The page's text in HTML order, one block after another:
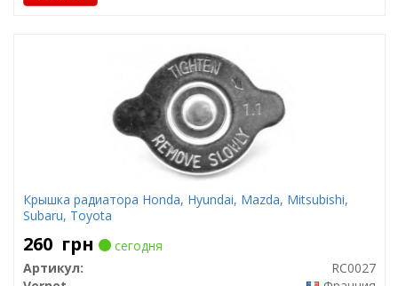
Крышка радиатора Honda, Hyundai, Mazda, Mitsubishi,
Subaru, Toyota
260 грн
сегодня
Артикул:
RC0027